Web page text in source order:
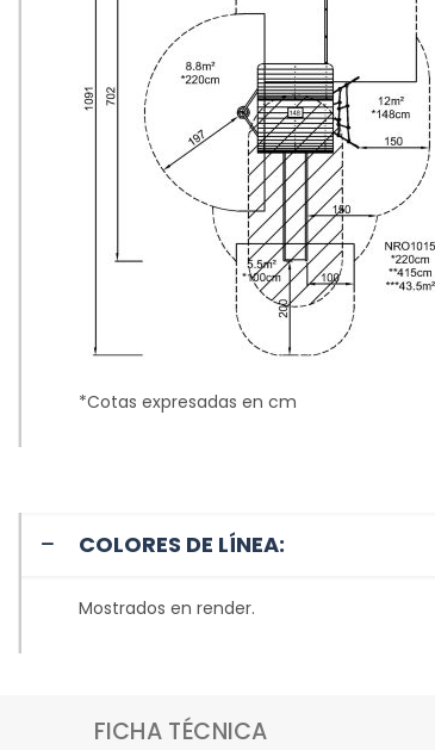
*Cotas expresadas en cm
COLORES DE LÍNEA:
Mostrados en render.
FICHA TÉCNICA